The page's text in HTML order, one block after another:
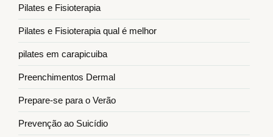
Pilates e Fisioterapia
Pilates e Fisioterapia qual é melhor
pilates em carapicuiba
Preenchimentos Dermal
Prepare-se para o Verão
Prevenção ao Suicídio